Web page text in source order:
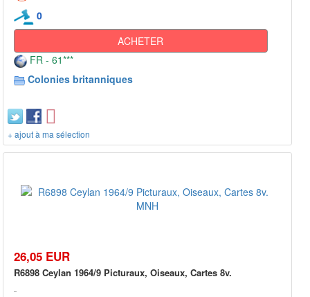
0
ACHETER
FR - 61***
Colonies britanniques
+ ajout à ma sélection
26,05 EUR
R6898 Ceylan 1964/9 Picturaux, Oiseaux, Cartes 8v.